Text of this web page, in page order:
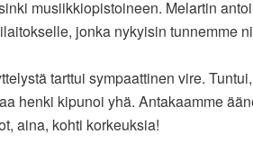
musiikkiopistoineen. Melartin
jonka nykyisin tunnemme
tarttui sympaattinen vire.
henki kipunoi yhä. Antakaamme
aina, kohti korkeuksia!